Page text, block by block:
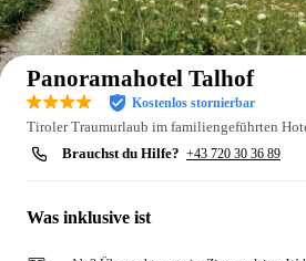
Panoramahotel Talhof
Kostenlos stornierbar
Tiroler Traumurlaub im familiengeführten
Brauchst du Hilfe? +43 720 30 36 89
Was inklusive ist